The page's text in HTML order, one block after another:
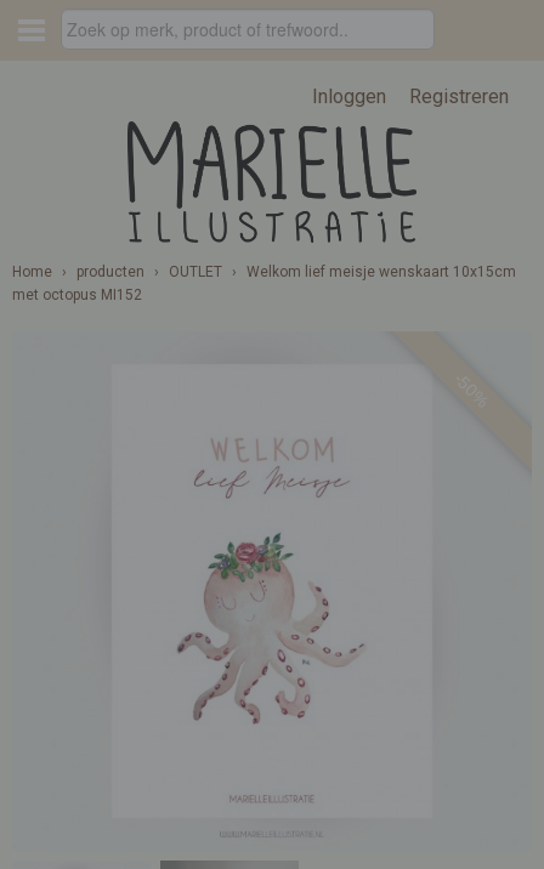
Inloggen Registreren
Home › producten › OUTLET ›
Welkom lief meisje wenskaart 10x15cm
met octopus MI152
-50%